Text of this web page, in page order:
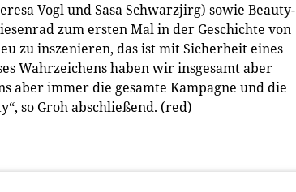
Vogl und Sasa Schwarzjirg) sowie Beauty-
zum ersten Mal in der Geschichte von
zu inszenieren, das ist mit Sicherheit eines
Wahrzeichens haben wir insgesamt aber
aber immer die gesamte Kampagne und die
so Groh abschließend. (red)